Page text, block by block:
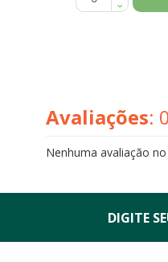
Avaliações:
Nenhuma avaliação
DIGITE